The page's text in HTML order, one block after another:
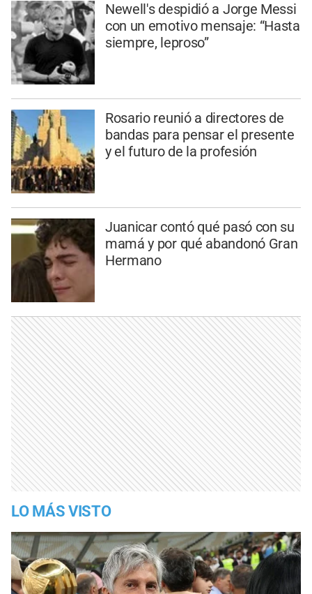
Newell's despidió a Jorge Messi
con un emotivo mensaje: “Hasta
siempre, leproso”
Rosario reunió a directores de
bandas para pensar el presente
y el futuro de la profesión
Juanicar contó qué pasó con su
mamá y por qué abandonó Gran
Hermano
LO MÁS VISTO